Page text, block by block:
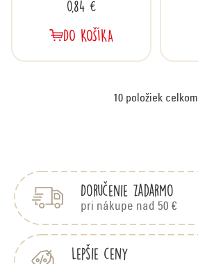
0,84 €
DO KOŠÍKA
O
á
d
a
10 položiek celkom
Doručenie zadarmo
pri nákupe nad 50 €
Lepšie ceny